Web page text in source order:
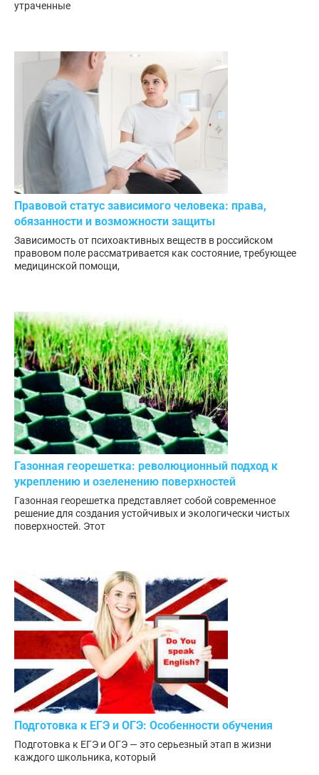
утраченные
Правовой статус зависимого человека: права,
обязанности и возможности защиты
Зависимость от психоактивных веществ в российском
правовом поле рассматривается как состояние, требующее
медицинской помощи,
Газонная георешетка: революционный подход к
укреплению и озеленению поверхностей
Газонная георешетка представляет собой современное
решение для создания устойчивых и экологически чистых
поверхностей. Этот
Подготовка к ЕГЭ и ОГЭ: Особенности обучения
Подготовка к ЕГЭ и ОГЭ — это серьезный этап в жизни
каждого школьника, который